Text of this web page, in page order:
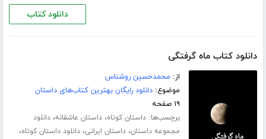
دانلود کتاب
دانلود کتاب ماه گرفتگی
از: محمدحسین روشناس
موضوع:دانلود رایگان بهترین کتاب‌های داستان
۱۹ صفحه
برچسب‌ها:داستان کوتاه،داستان عاشقانه،دانلود
مجموعه داستان،داستان ایرانی،دانلود داستان کوتاه،